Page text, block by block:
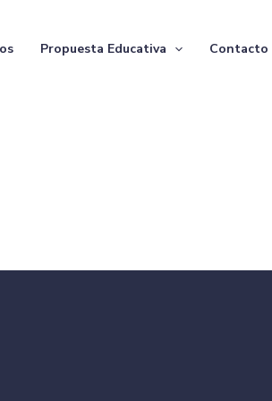
Propuesta Educativa Contacto